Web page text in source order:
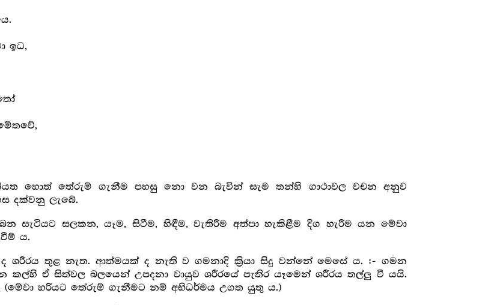
ඉධ,
හොත් තේරුම් ගැනීම පහසු නො වන බැවින් සැම තන්හි ගාථාවල වචන අනුව
දක්වනු ලැබේ.
සැටියට සලකන, යෑම, සිටීම, හිඳීම, වැතිරීම අත්පා හැකිළීම දිග හැරීම යන මේවා
ය.
තුළ නැත. ආත්මයක් ද නැති ව ගමනාදි ක්‍රියා සිදු වන්නේ මෙසේ ය. :- ගමන
ඒ සිත්වල බලයෙන් උපදනා වායුව ශරීරයේ පැතිර යෑමෙන් ශරීරය තල්ලු වී යයි.
හරියට තේරුම් ගැනීමට නම් අභිධර්මය උගත යුතු ය.)